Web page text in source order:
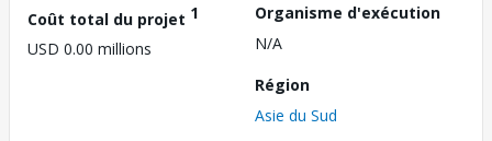
Coût total du projet 1
USD 0.00 millions
Organisme d'exécution
N/A
Région
Asie du Sud